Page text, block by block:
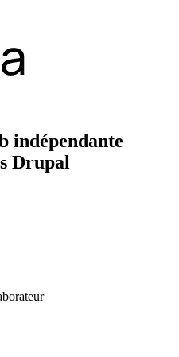
indépendante
Drupal